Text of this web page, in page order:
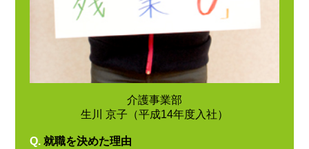
介護事業部
生川 京子（平成14年度入社）
Q. 就職を決めた理由